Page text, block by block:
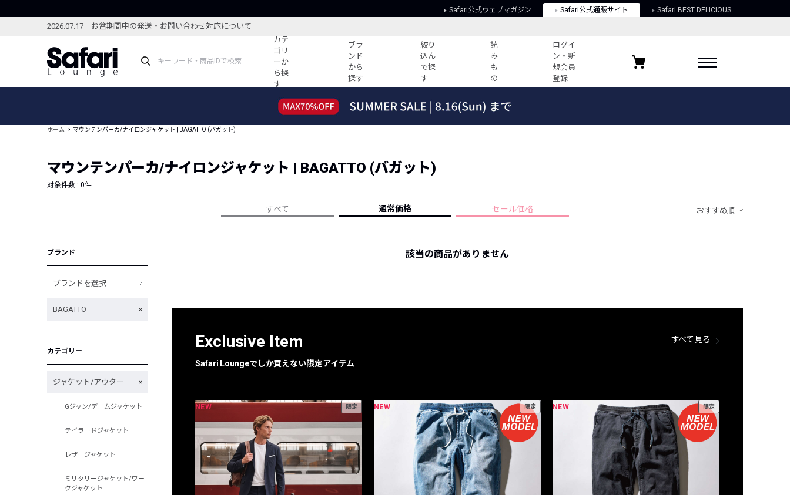
Safari公式ウェブマガジン Safari公式通販サイト Safari BEST DELICIOUS
2026.07.17 お盆期間中の発送・お問い合わせ対応について
カテ
ゴリ
ーか
ら探
す
ブラ
ンド
から
探す
絞り
込ん
で探
す
読
み
も
の
ログイ
ン・新
規会員
登録
ブランドから探す
新着アイテム
編集部のおすすめアイテム
特集記事
コーディネート
すべての記事
HOTなコーデ TOP20
人気記事ランキング
フォーカスブランド
プライバシーポリシー
お気に入りブランド
ホーム マウンテンパーカ/ナイロンジャケット | BAGATTO (バガット)
マウンテンパーカ/ナイロンジャケット | BAGATTO (バガット)
対象件数 : 0件
すべて 通常価格 セール価格 おすすめ順
ブランド
ブランドを選択
BAGATTO
カテゴリー
ジャケット/アウター
Gジャン/デニムジャケット
テイラードジャケット
レザージャケット
ミリタリージャケット/ワー
クジャケット
該当の商品がありません
Exclusive Item
Safari Loungeでしか買えない限定アイテム
すべて見る
NEW 限定 NEW 限定 NEW 限定